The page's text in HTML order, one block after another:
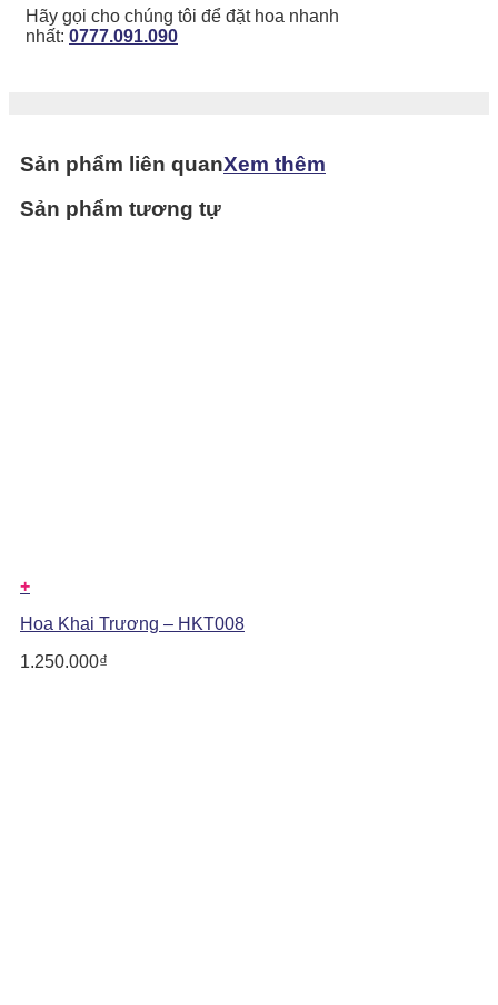
Hãy gọi cho chúng tôi để đặt hoa nhanh
nhất: 0777.091.090
Sản phẩm liên quanXem thêm
Sản phẩm tương tự
+
Hoa Khai Trương – HKT008
1.250.000₫